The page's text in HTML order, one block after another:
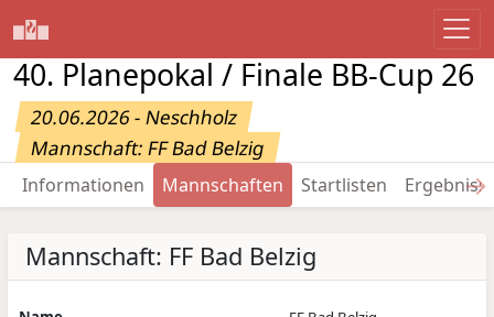
40. Planepokal / Finale BB-Cup 26
20.06.2026 - Neschholz
Mannschaft: FF Bad Belzig
Informationen Mannschaften Startlisten →
Mannschaft: FF Bad Belzig